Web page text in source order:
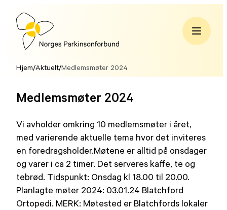
Hopp
innholdNorges
Hjem/Aktuelt/Medlemsmøter 2024
Medlemsmøter 2024
Vi avholder omkring 10 medlemsmøter i året,
med varierende aktuelle tema hvor det inviteres
en foredragsholder.Møtene er alltid på onsdager
og varer i ca 2 timer. Det serveres kaffe, te og
tebrød. Tidspunkt: Onsdag kl 18.00 til 20.00.
Planlagte møter 2024: 03.01.24 Blatchford
Ortopedi. MERK: Møtested er Blatchfords lokaler